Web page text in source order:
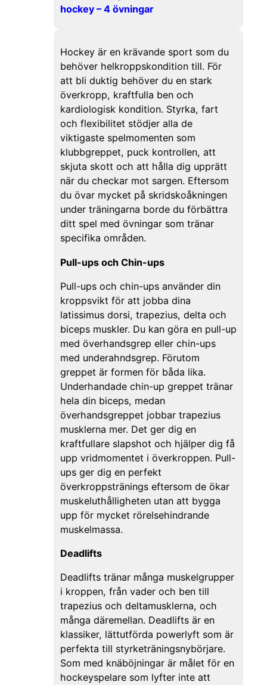
hockey – 4 övningar
Hockey är en krävande sport som du
behöver helkroppskondition till. För
att bli duktig behöver du en stark
överkropp, kraftfulla ben och
kardiologisk kondition. Styrka, fart
och flexibilitet stödjer alla de
viktigaste spelmomenten som
klubbgreppet, puck kontrollen, att
skjuta skott och att hålla dig upprätt
när du checkar mot sargen. Eftersom
du övar mycket på skridskoåkningen
under träningarna borde du förbättra
ditt spel med övningar som tränar
specifika områden.
Pull-ups och Chin-ups
Pull-ups och chin-ups använder din
kroppsvikt för att jobba dina
latissimus dorsi, trapezius, delta och
biceps muskler. Du kan göra en pull-up
med överhandsgrep eller chin-ups
med underahndsgrep. Förutom
greppet är formen för båda lika.
Underhandade chin-up greppet tränar
hela din biceps, medan
överhandsgreppet jobbar trapezius
musklerna mer. Det ger dig en
kraftfullare slapshot och hjälper dig få
upp vridmomentet i överkroppen. Pull-
ups ger dig en perfekt
överkroppstränings eftersom de ökar
muskeluthålligheten utan att bygga
upp för mycket rörelsehindrande
muskelmassa.
Deadlifts
Deadlifts tränar många muskelgrupper
i kroppen, från vader och ben till
trapezius och deltamusklerna, och
många däremellan. Deadlifts är en
klassiker, lättutförda powerlyft som är
perfekta till styrketräningsnybörjare.
Som med knäböjningar är målet för en
hockeyspelare som lyfter inte att